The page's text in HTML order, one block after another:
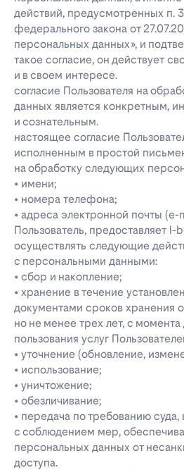
действий, предусмотренных п. 3
федерального закона от
персональных данных», и
такое согласие, он действует
и в своем интересе.
согласие Пользователя на
данных является конкретным,
и сознательным.
настоящее согласие
исполненным в простой
на обработку следующих
• имени;
• номера телефона;
• адреса электронной почты (e-
Пользователь, предоставляет
осуществлять следующие
с персональными данными:
• сбор и накопление;
• хранение в течение
документами сроков хранения
но не менее трех лет, с
пользования услуг
• уточнение (обновление,
• использование;
• уничтожение;
• обезличивание;
• передача по требованию суда,
с соблюдением мер,
персональных данных от
доступа.